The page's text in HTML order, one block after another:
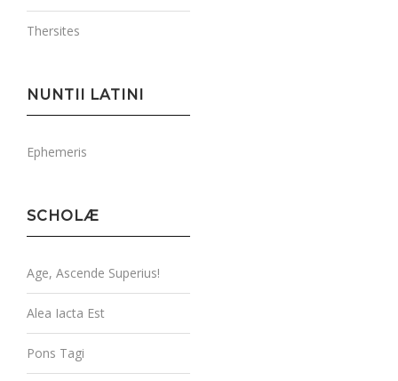
Thersites
NUNTII LATINI
Ephemeris
SCHOLÆ
Age, Ascende Superius!
Alea Iacta Est
Pons Tagi